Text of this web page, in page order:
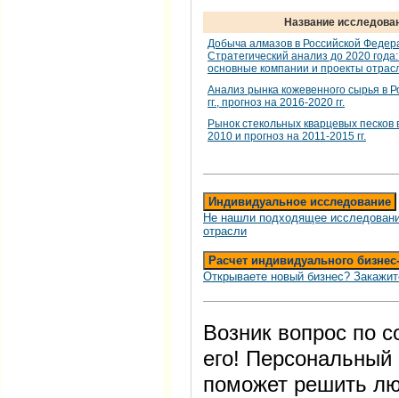
Название
Добыча алмазов в Российской
Стратегический анализ до 2020
основные компании и проекты
Анализ рынка кожевенного сырья в
гг., прогноз на 2016-2020 гг.
Рынок стекольных кварцевых песков
2010 и прогноз на 2011-2015 гг.
Индивидуальное исследование
Не нашли подходящее
отрасли
Расчет индивидуального
Открываете новый бизнес?
Возник вопрос по
его!
поможет решить